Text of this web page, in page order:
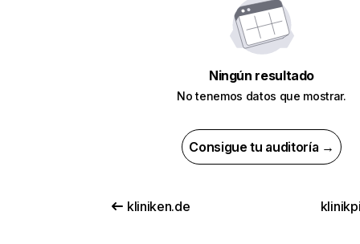
Ningún resultado
No tenemos datos que mostrar.
Consigue tu auditoría →
kliniken.de